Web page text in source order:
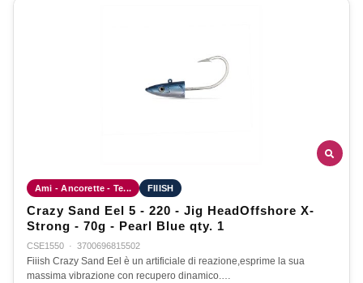
Ami - Ancorette - Te... FIIISH
Crazy Sand Eel 5 - 220 - Jig HeadOffshore X-
Strong - 70g - Pearl Blue qty. 1
CSE1550 · 3700696815502
Fiiish Crazy Sand Eel è un artificiale di reazione,esprime la sua
massima vibrazione con recupero dinamico.…